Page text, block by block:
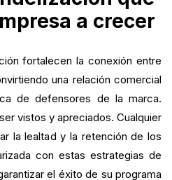
a crecer
fortalecen la conexión entre
una relación comercial
de defensores de la marca.
vistos y apreciados. Cualquier
la lealtad y la retención de los
con estas estrategias de
el éxito de su programa